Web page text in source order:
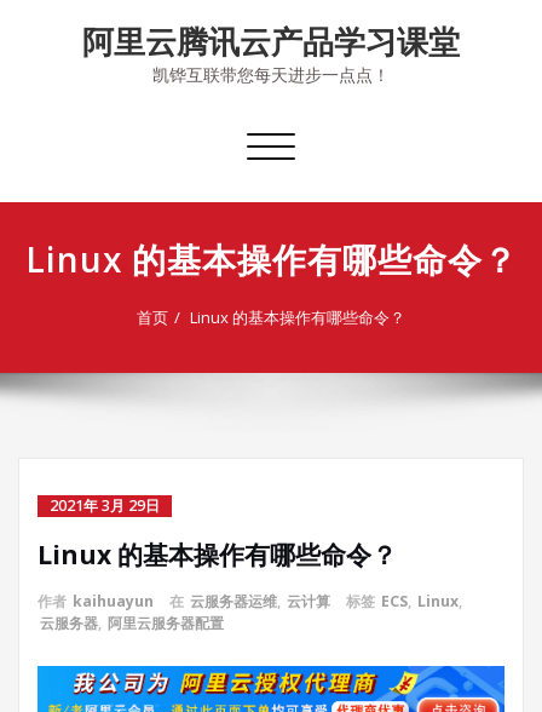
阿里云腾讯云产品学习课堂
凯铧互联带您每天进步一点点！
切
导
Linux 的基本操作有哪些命令？
首页 Linux 的基本操作有哪些命令？
2021年 3月 29日
Linux 的基本操作有哪些命令？
作者 kaihuayun 在 云服务器运维, 云计算 标签 ECS, Linux,
云服务器, 阿里云服务器配置